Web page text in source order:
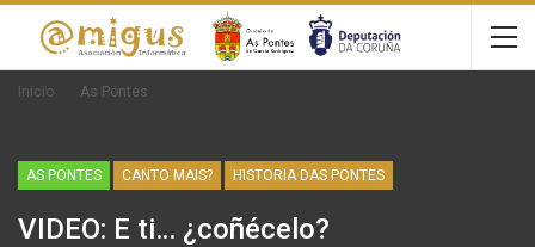
Inicio As Pontes
AS PONTES CANTO MAIS? HISTORIA DAS PONTES
VIDEO: E ti… ¿coñécelo?